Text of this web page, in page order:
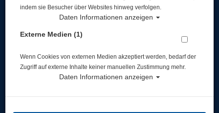
Artikelnr.: su-SS021124000
Herstellerpreis: 50,00 €
50,00 €*
indem sie Besucher über Websites hinweg verfolgen.
Daten Informationen anzeigen
Externe Medien (1)
Wenn Cookies von externen Medien akzeptiert werden, bedarf der
Zugriff auf externe Inhalte keiner manuellen Zustimmung mehr.
Daten Informationen anzeigen